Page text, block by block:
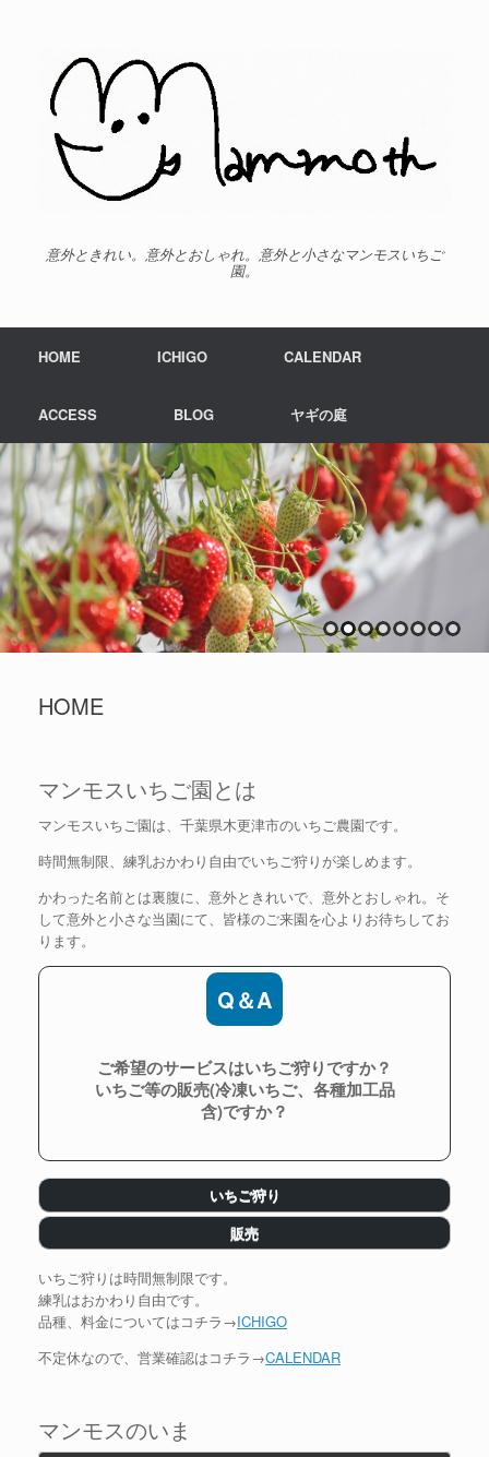
意外ときれい。意外とおしゃれ。意外と小さなマンモスいちご
園。
HOME ICHIGO CALENDAR
ACCESS BLOG ヤギの庭
HOME
マンモスいちご園とは
マンモスいちご園は、千葉県木更津市のいちご農園です。
時間無制限、練乳おかわり自由でいちご狩りが楽しめます。
かわった名前とは裏腹に、意外ときれいで、意外とおしゃれ。そ
して意外と小さな当園にて、皆様のご来園を心よりお待ちしてお
ります。
Q＆A
ご希望のサービスはいちご狩りですか？
いちご等の販売(冷凍いちご、各種加工品
含)ですか？
いちご狩り
販売
いちご狩りは時間無制限です。
練乳はおかわり自由です。
品種、料金についてはコチラ→ICHIGO
不定休なので、営業確認はコチラ→CALENDAR
マンモスのいま